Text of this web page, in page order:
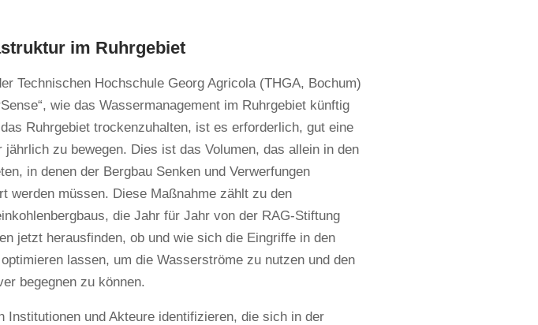
im Ruhrgebiet
Technischen Hochschule Georg Agricola (THGA, Bochum)
wie das Wassermanagement im Ruhrgebiet künftig
Ruhrgebiet trockenzuhalten, ist es erforderlich, gut eine
zu bewegen. Dies ist das Volumen, das allein in den
in denen der Bergbau Senken und Verwerfungen
werden müssen. Diese Maßnahme zählt zu den
die Jahr für Jahr von der RAG-Stiftung
jetzt herausfinden, ob und wie sich die Eingriffe in den
lassen, um die Wasserströme zu nutzen und den
begegnen zu können.
Institutionen und Akteure identifizieren, die sich in der